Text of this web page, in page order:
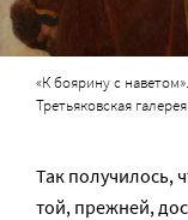
«К боярину с
Третьяковская галерея
Так получилось,
той, прежней,